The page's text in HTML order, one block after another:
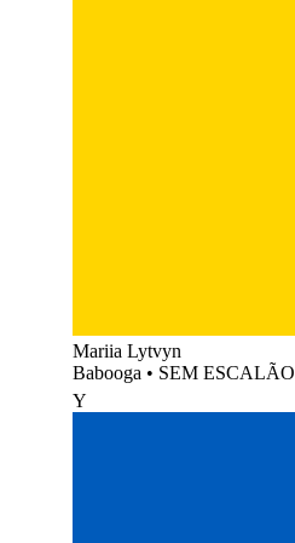
Mariia Lytvyn
Babooga • SEM ESCALÃO
Y